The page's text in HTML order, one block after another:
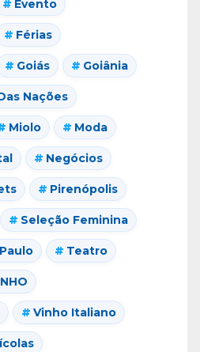
Evento
Férias
Goiás Goiânia
Nações
Miolo Moda
Negócios
Pirenópolis
Seleção Feminina
Teatro
Vinho Italiano